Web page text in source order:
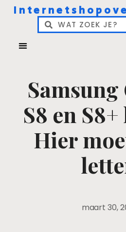
Samsung
S8 en
Hier
maart 30,